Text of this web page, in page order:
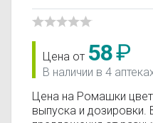
Цена от 58₽
В наличии в 4
Цена на Ромашки
выпуска и дозировки.